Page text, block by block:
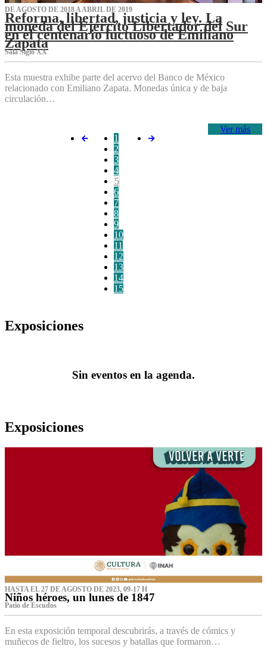
DE AGOSTO DE 2018 A ABRIL DE 2019
Reforma, libertad, justicia y ley. La
moneda del Ejército Libertador del Sur
en el centenario luctuoso de Emiliano
Zapata
Sala Siglo XX
Esta muestra exhibe parte del acervo del Banco de México
relacionado con Emiliano Zapata. Monedas única y de baja
circulación…
Ver más
1
2
3
4
5
6
7
8
9
10
11
12
13
14
15
Exposiciones
Sin eventos en la agenda.
Exposiciones
HASTA EL 27 DE AGOSTO DE 2023, 09-17 H
Niños héroes, un lunes de 1847
Patio de Escudos
En esta exposición temporal descubrirás, a través de cómics y
muñecos de fieltro, los sucesos y batallas que formaron…